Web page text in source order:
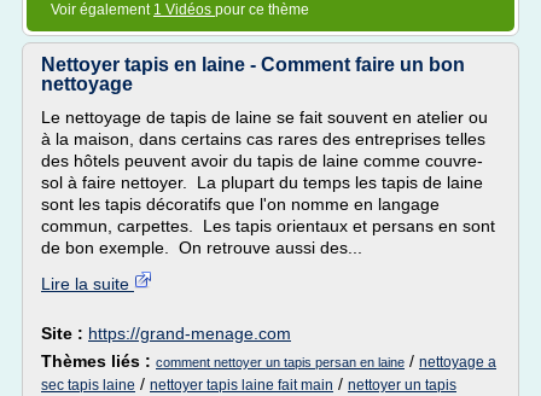
Voir également 1 Vidéos pour ce thème
Nettoyer tapis en laine - Comment faire un bon
nettoyage
Le nettoyage de tapis de laine se fait souvent en atelier ou
à la maison, dans certains cas rares des entreprises telles
des hôtels peuvent avoir du tapis de laine comme couvre-
sol à faire nettoyer. La plupart du temps les tapis de laine
sont les tapis décoratifs que l'on nomme en langage
commun, carpettes. Les tapis orientaux et persans en sont
de bon exemple. On retrouve aussi des...
Lire la suite
Site : https://grand-menage.com
Thèmes liés : comment nettoyer un tapis persan en laine / nettoyage a
sec tapis laine / nettoyer tapis laine fait main / nettoyer un tapis